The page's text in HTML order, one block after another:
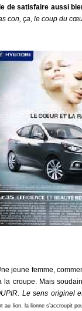
de satisfaire aussi
con, ça, le coup du
jeune femme,
croupe. Mais
Le sens originel
au lion, la lionne s’accroupit